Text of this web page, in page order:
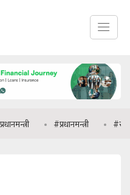
#प्रधानमन्त्री #राप्रपा